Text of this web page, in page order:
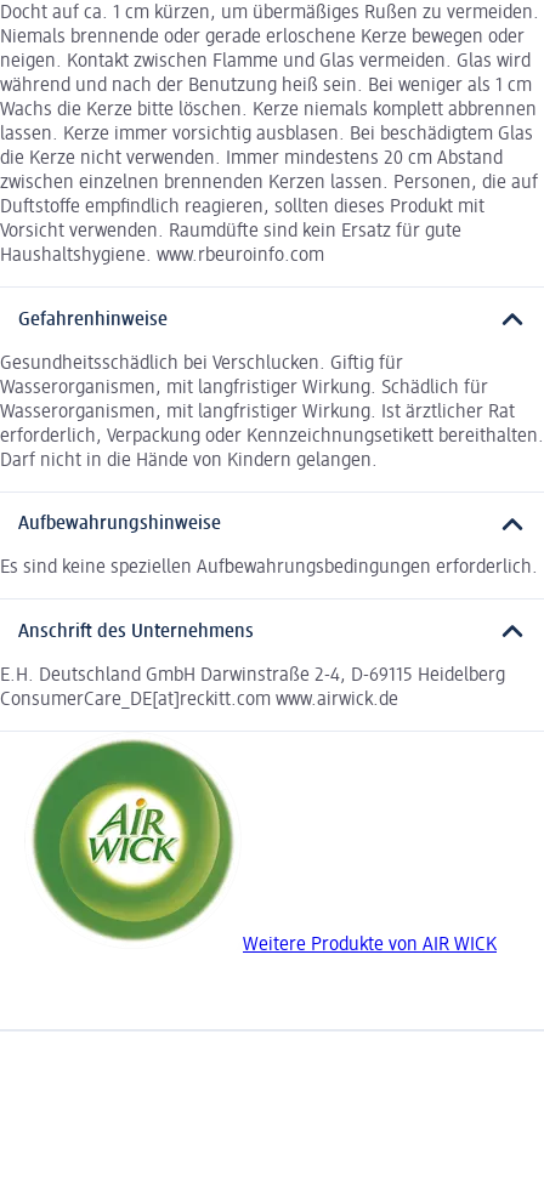
Docht auf ca. 1 cm kürzen, um übermäßiges Rußen zu vermeiden.
Niemals brennende oder gerade erloschene Kerze bewegen oder
neigen. Kontakt zwischen Flamme und Glas vermeiden. Glas wird
während und nach der Benutzung heiß sein. Bei weniger als 1 cm
Wachs die Kerze bitte löschen. Kerze niemals komplett abbrennen
lassen. Kerze immer vorsichtig ausblasen. Bei beschädigtem Glas
die Kerze nicht verwenden. Immer mindestens 20 cm Abstand
zwischen einzelnen brennenden Kerzen lassen. Personen, die auf
Duftstoffe empfindlich reagieren, sollten dieses Produkt mit
Vorsicht verwenden. Raumdüfte sind kein Ersatz für gute
Haushaltshygiene. www.rbeuroinfo.com
Gefahrenhinweise
Gesundheitsschädlich bei Verschlucken. Giftig für
Wasserorganismen, mit langfristiger Wirkung. Schädlich für
Wasserorganismen, mit langfristiger Wirkung. Ist ärztlicher Rat
erforderlich, Verpackung oder Kennzeichnungsetikett bereithalten.
Darf nicht in die Hände von Kindern gelangen.
Aufbewahrungshinweise
Es sind keine speziellen Aufbewahrungsbedingungen erforderlich.
Anschrift des Unternehmens
E.H. Deutschland GmbH Darwinstraße 2-4, D-69115 Heidelberg
ConsumerCare_DE[at]reckitt.com www.airwick.de
Weitere Produkte von AIR WICK